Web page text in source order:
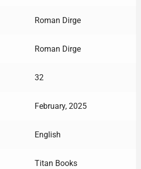
Roman Dirge
Roman Dirge
32
February, 2025
English
Titan Books